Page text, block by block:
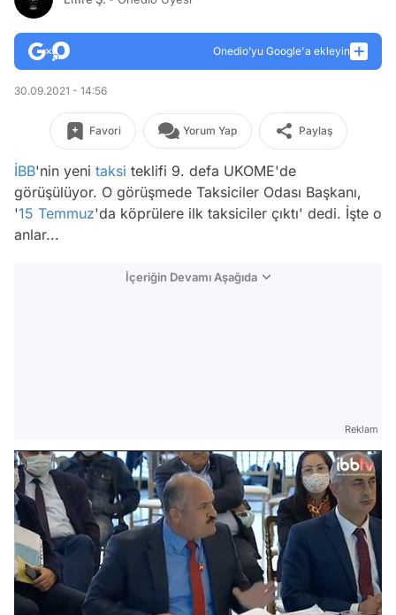
Onedio’yu Google'a ekleyin
30.09.2021 - 14:56
Favori Yorum Yap Paylaş
İBB'nin yeni taksi teklifi 9. defa UKOME'de
görüşülüyor. O görüşmede Taksiciler Odası Başkanı,
'15 Temmuz'da köprülere ilk taksiciler çıktı' dedi. İşte o
anlar...
İçeriğin Devamı Aşağıda
Reklam